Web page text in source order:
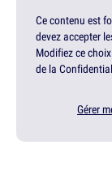
Ce contenu est
devez accepter
Modifiez ce
de la
Gérer